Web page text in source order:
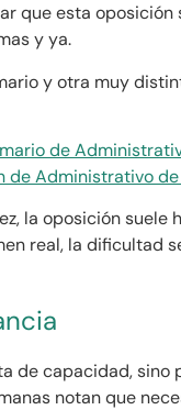
que esta
y ya.
y otra muy
de
de Administrativo
la oposición suele
real, la dificultad
de capacidad, sino
notan que